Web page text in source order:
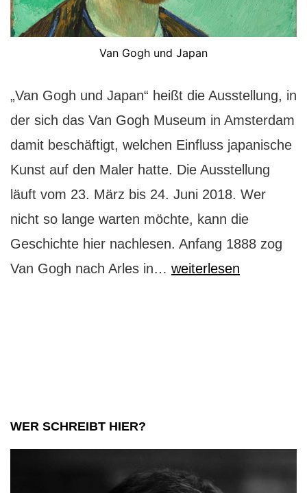
Van Gogh und Japan
„Van Gogh und Japan“ heißt die Ausstellung, in
der sich das Van Gogh Museum in Amsterdam
damit beschäftigt, welchen Einfluss japanische
Kunst auf den Maler hatte. Die Ausstellung
läuft vom 23. März bis 24. Juni 2018. Wer
nicht so lange warten möchte, kann die
Geschichte hier nachlesen. Anfang 1888 zog
Van Gogh nach Arles in… Van
weiterlesen
WER SCHREIBT HIER?